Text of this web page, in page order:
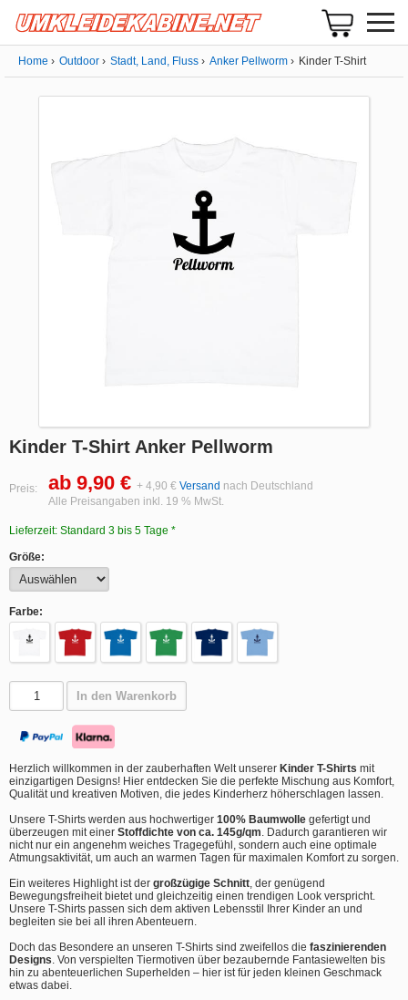
Home Outdoor Stadt, Land, Fluss Anker Pellworm Kinder T-Shirt
Kinder T-Shirt Anker Pellworm
Preis: ab 9,90 € + 4,90 € Versand nach Deutschland
Alle Preisangaben inkl. 19 % MwSt.
Lieferzeit: Standard 3 bis 5 Tage *
Größe:
Farbe:
In den Warenkorb
Herzlich willkommen in der zauberhaften Welt unserer Kinder T-Shirts mit
einzigartigen Designs! Hier entdecken Sie die perfekte Mischung aus Komfort,
Qualität und kreativen Motiven, die jedes Kinderherz höherschlagen lassen.
Unsere T-Shirts werden aus hochwertiger 100% Baumwolle gefertigt und
überzeugen mit einer Stoffdichte von ca. 145g/qm . Dadurch garantieren wir
nicht nur ein angenehm weiches Tragegefühl, sondern auch eine optimale
Atmungsaktivität, um auch an warmen Tagen für maximalen Komfort zu sorgen.
Ein weiteres Highlight ist der großzügige Schnitt , der genügend
Bewegungsfreiheit bietet und gleichzeitig einen trendigen Look verspricht.
Unsere T-Shirts passen sich dem aktiven Lebensstil Ihrer Kinder an und
begleiten sie bei all ihren Abenteuern.
Doch das Besondere an unseren T-Shirts sind zweifellos die faszinierenden
Designs . Von verspielten Tiermotiven über bezaubernde Fantasiewelten bis
hin zu abenteuerlichen Superhelden – hier ist für jeden kleinen Geschmack
etwas dabei.